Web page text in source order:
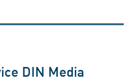
DIN Media